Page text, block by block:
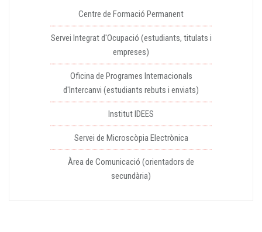
Centre de Formació Permanent
Servei Integrat d'Ocupació (estudiants, titulats i
empreses)
Oficina de Programes Internacionals
d'Intercanvi (estudiants rebuts i enviats)
Institut IDEES
Servei de Microscòpia Electrònica
Àrea de Comunicació (orientadors de
secundària)